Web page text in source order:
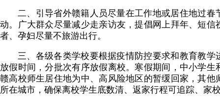
二、引导省外赣籍人员尽量在工作地或居住地过春
动。广大群众尽量减少走亲访友，提倡网上拜年、短信
者、孕妇尽量不旅游出行。
三、各级各类学校要根据疫情防控要求和教育教学
放假时间，分批次有序放假离校。寒假期间，中小学生
赣高校师生居住地为中、高风险地区的暂缓回家，其他
所在城市，确保离校学生底数清、返家行程可追踪、家